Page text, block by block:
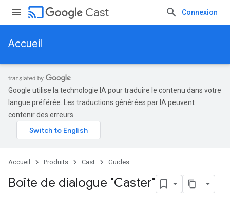
cast Cast Connexion
Accueil
Google utilise la technologie IA pour traduire le contenu dans votre
langue préférée. Les traductions générées par IA peuvent
contenir des erreurs.
Accueil Produits Cast Guides
Boîte de dialogue "Caster"